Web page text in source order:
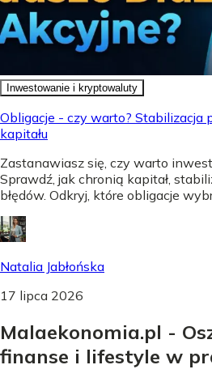
Inwestowanie i kryptowaluty
Obligacje - czy warto? Stabilizacja
kapitału
Zastanawiasz się, czy warto
Sprawdź, jak chronią kapitał,
błędów. Odkryj, które obligacje
Natalia Jabłońska
17 lipca 2026
Malaekonomia.pl -
finanse i lifestyle w